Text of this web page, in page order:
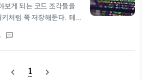
보게 되는 코드 조각들을
처럼 쭉 저장해둔다. 테마
.
displaying-a-
object in a django
textsms
navigate_before 1 navigate_next